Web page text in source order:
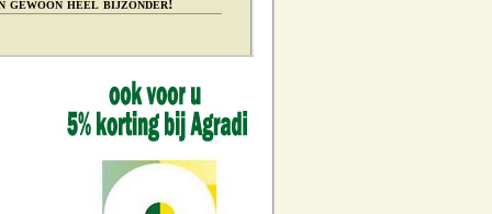
gewoon heel bijzonder!